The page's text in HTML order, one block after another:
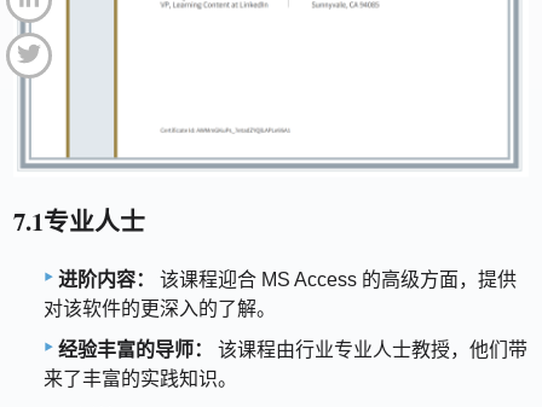
7.1专业人士
进阶内容：
该课程迎合 MS Access 的高级方面，提供
对该软件的更深入的了解。
经验丰富的导师：
该课程由行业专业人士教授，他们带
来了丰富的实践知识。